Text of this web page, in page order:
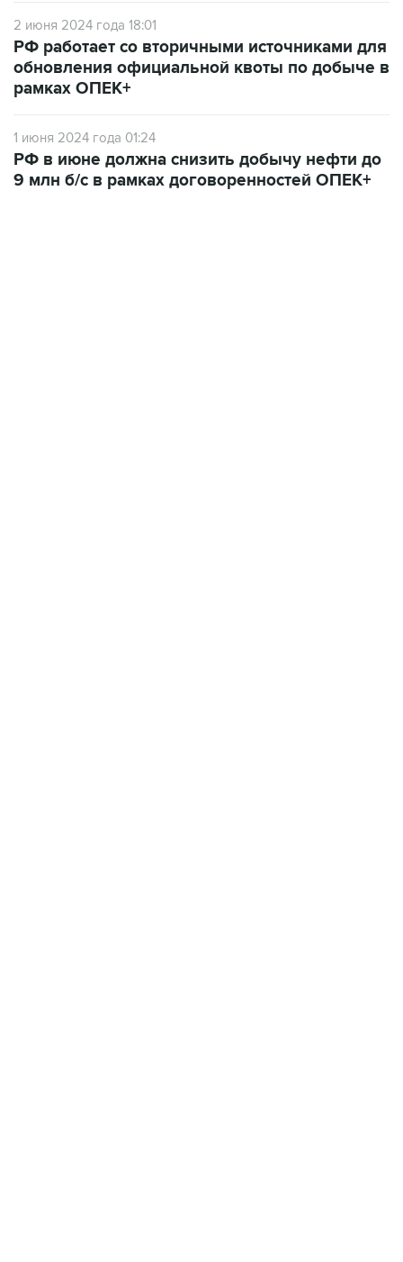
2 июня 2024 года 18:01
РФ работает со вторичными источниками для
обновления официальной квоты по добыче в
рамках ОПЕК+
1 июня 2024 года 01:24
РФ в июне должна снизить добычу нефти до
9 млн б/с в рамках договоренностей ОПЕК+